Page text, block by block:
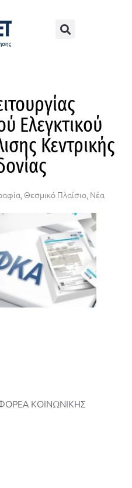
Ελεγκτικού
Κεντρικής
Θεσμικό Πλαίσιο Νέα
ΚΟΙΝΩΝΙΚΗΣ